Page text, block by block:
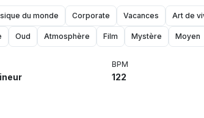
du monde Corporate Vacances Art de
Oud Atmosphère Film Mystère Moyen
BPM
122